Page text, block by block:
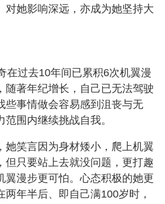
对她影响深远，亦成为她坚持大
在过去10年间已累积6次机翼漫
随著年纪增长，自己已无法驾驶
些事情做会容易感到沮丧与无
围内继续挑战自我。
她笑言因为身材矮小，爬上机翼
但只要站上去就没问题，更打趣
翼漫步更可怕。心态积极的她更
两年半后、即自己满100岁时，